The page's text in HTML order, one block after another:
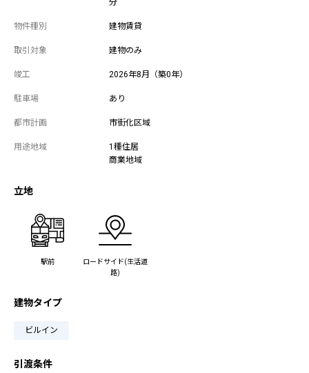
分
物件種別 建物賃貸
取引対象 建物のみ
竣工 2026年8月（築0年）
駐車場 あり
都市計画 市街化区域
用途地域
1種住居
商業地域
立地
駅前
ロードサイド(生活道
路)
建物タイプ
ビルイン
引渡条件